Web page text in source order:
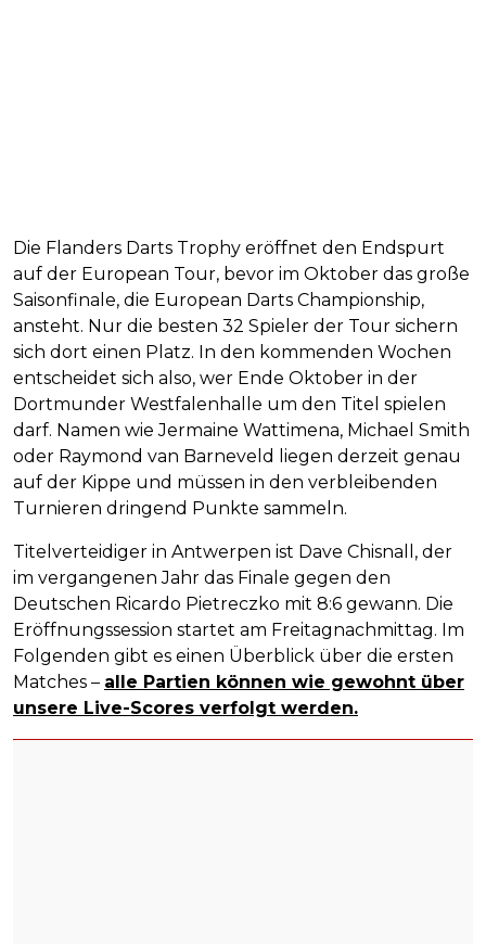
Die Flanders Darts Trophy eröffnet den Endspurt
auf der European Tour, bevor im Oktober das große
Saisonfinale, die European Darts Championship,
ansteht. Nur die besten 32 Spieler der Tour sichern
sich dort einen Platz. In den kommenden Wochen
entscheidet sich also, wer Ende Oktober in der
Dortmunder Westfalenhalle um den Titel spielen
darf. Namen wie Jermaine Wattimena, Michael Smith
oder Raymond van Barneveld liegen derzeit genau
auf der Kippe und müssen in den verbleibenden
Turnieren dringend Punkte sammeln.
Titelverteidiger in Antwerpen ist Dave Chisnall, der
im vergangenen Jahr das Finale gegen den
Deutschen Ricardo Pietreczko mit 8:6 gewann. Die
Eröffnungssession startet am Freitagnachmittag. Im
Folgenden gibt es einen Überblick über die ersten
Matches – alle Partien können wie gewohnt über
unsere Live-Scores verfolgt werden.